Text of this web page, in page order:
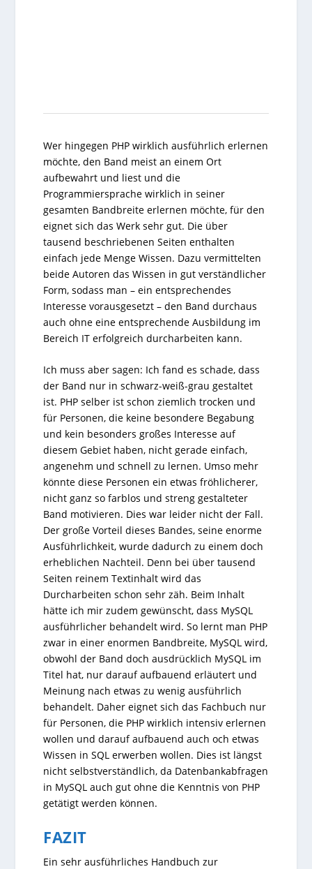
Wer hingegen PHP wirklich ausführlich erlernen
möchte, den Band meist an einem Ort
aufbewahrt und liest und die
Programmiersprache wirklich in seiner
gesamten Bandbreite erlernen möchte, für den
eignet sich das Werk sehr gut. Die über
tausend beschriebenen Seiten enthalten
einfach jede Menge Wissen. Dazu vermittelten
beide Autoren das Wissen in gut verständlicher
Form, sodass man – ein entsprechendes
Interesse vorausgesetzt – den Band durchaus
auch ohne eine entsprechende Ausbildung im
Bereich IT erfolgreich durcharbeiten kann.
Ich muss aber sagen: Ich fand es schade, dass
der Band nur in schwarz-weiß-grau gestaltet
ist. PHP selber ist schon ziemlich trocken und
für Personen, die keine besondere Begabung
und kein besonders großes Interesse auf
diesem Gebiet haben, nicht gerade einfach,
angenehm und schnell zu lernen. Umso mehr
könnte diese Personen ein etwas fröhlicherer,
nicht ganz so farblos und streng gestalteter
Band motivieren. Dies war leider nicht der Fall.
Der große Vorteil dieses Bandes, seine enorme
Ausführlichkeit, wurde dadurch zu einem doch
erheblichen Nachteil. Denn bei über tausend
Seiten reinem Textinhalt wird das
Durcharbeiten schon sehr zäh. Beim Inhalt
hätte ich mir zudem gewünscht, dass MySQL
ausführlicher behandelt wird. So lernt man PHP
zwar in einer enormen Bandbreite, MySQL wird,
obwohl der Band doch ausdrücklich MySQL im
Titel hat, nur darauf aufbauend erläutert und
Meinung nach etwas zu wenig ausführlich
behandelt. Daher eignet sich das Fachbuch nur
für Personen, die PHP wirklich intensiv erlernen
wollen und darauf aufbauend auch och etwas
Wissen in SQL erwerben wollen. Dies ist längst
nicht selbstverständlich, da Datenbankabfragen
in MySQL auch gut ohne die Kenntnis von PHP
getätigt werden können.
FAZIT
Ein sehr ausführliches Handbuch zur